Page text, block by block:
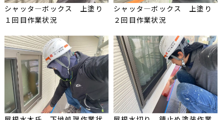
シャッタ―ボックス 上塗り
１回目作業状況
シャッタ―ボックス 上塗り
２回目作業状況